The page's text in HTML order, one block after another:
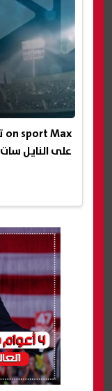
على النايل سات